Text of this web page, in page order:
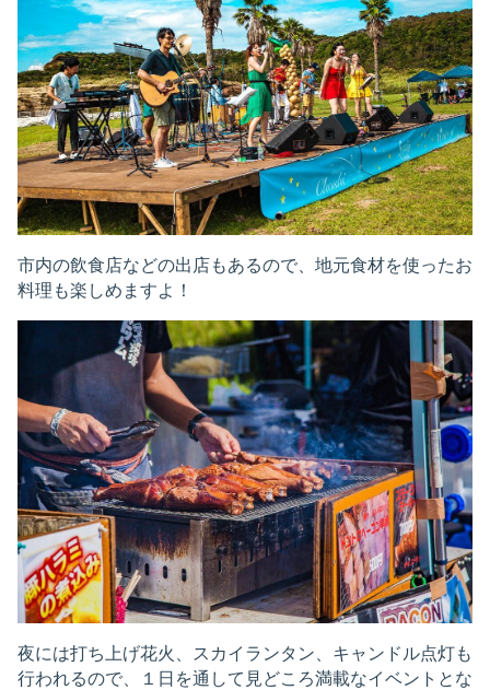
市内の飲食店などの出店もあるので、地元食材を使ったお
料理も楽しめますよ！
夜には打ち上げ花火、スカイランタン、キャンドル点灯も
行われるので、１日を通して見どころ満載なイベントとな